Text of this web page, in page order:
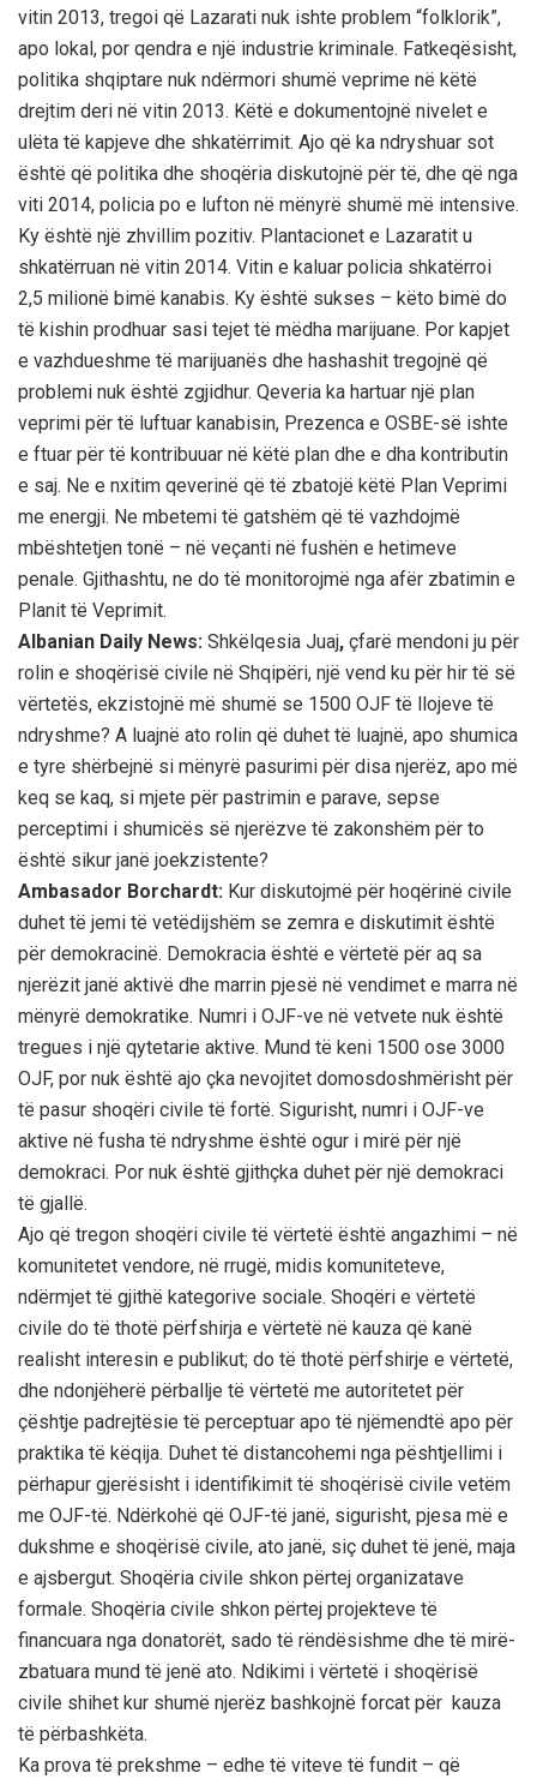
vitin 2013, tregoi që Lazarati nuk ishte problem “folklorik”,
apo lokal, por qendra e një industrie kriminale. Fatkeqësisht,
politika shqiptare nuk ndërmori shumë veprime në këtë
drejtim deri në vitin 2013. Këtë e dokumentojnë nivelet e
ulëta të kapjeve dhe shkatërrimit. Ajo që ka ndryshuar sot
është që politika dhe shoqëria diskutojnë për të, dhe që nga
viti 2014, policia po e lufton në mënyrë shumë më intensive.
Ky është një zhvillim pozitiv. Plantacionet e Lazaratit u
shkatërruan në vitin 2014. Vitin e kaluar policia shkatërroi
2,5 milionë bimë kanabis. Ky është sukses – këto bimë do
të kishin prodhuar sasi tejet të mëdha marijuane. Por kapjet
e vazhdueshme të marijuanës dhe hashashit tregojnë që
problemi nuk është zgjidhur. Qeveria ka hartuar një plan
veprimi për të luftuar kanabisin, Prezenca e OSBE-së ishte
e ftuar për të kontribuuar në këtë plan dhe e dha kontributin
e saj. Ne e nxitim qeverinë që të zbatojë këtë Plan Veprimi
me energji. Ne mbetemi të gatshëm që të vazhdojmë
mbështetjen tonë – në veçanti në fushën e hetimeve
penale. Gjithashtu, ne do të monitorojmë nga afër zbatimin e
Planit të Veprimit.
Albanian Daily News: Shkëlqesia Juaj, çfarë mendoni ju për
rolin e shoqërisë civile në Shqipëri, një vend ku për hir të së
vërtetës, ekzistojnë më shumë se 1500 OJF të llojeve të
ndryshme? A luajnë ato rolin që duhet të luajnë, apo shumica
e tyre shërbejnë si mënyrë pasurimi për disa njerëz, apo më
keq se kaq, si mjete për pastrimin e parave, sepse
perceptimi i shumicës së njerëzve të zakonshëm për to
është sikur janë joekzistente?
Ambasador Borchardt: Kur diskutojmë për hoqërinë civile
duhet të jemi të vetëdijshëm se zemra e diskutimit është
për demokracinë. Demokracia është e vërtetë për aq sa
njerëzit janë aktivë dhe marrin pjesë në vendimet e marra në
mënyrë demokratike. Numri i OJF-ve në vetvete nuk është
tregues i një qytetarie aktive. Mund të keni 1500 ose 3000
OJF, por nuk është ajo çka nevojitet domosdoshmërisht për
të pasur shoqëri civile të fortë. Sigurisht, numri i OJF-ve
aktive në fusha të ndryshme është ogur i mirë për një
demokraci. Por nuk është gjithçka duhet për një demokraci
të gjallë.
Ajo që tregon shoqëri civile të vërtetë është angazhimi – në
komunitetet vendore, në rrugë, midis komuniteteve,
ndërmjet të gjithë kategorive sociale. Shoqëri e vërtetë
civile do të thotë përfshirja e vërtetë në kauza që kanë
realisht interesin e publikut; do të thotë përfshirje e vërtetë,
dhe ndonjëherë përballje të vërtetë me autoritetet për
çështje padrejtësie të perceptuar apo të njëmendtë apo për
praktika të këqija. Duhet të distancohemi nga pështjellimi i
përhapur gjerësisht i identifikimit të shoqërisë civile vetëm
me OJF-të. Ndërkohë që OJF-të janë, sigurisht, pjesa më e
dukshme e shoqërisë civile, ato janë, siç duhet të jenë, maja
e ajsbergut. Shoqëria civile shkon përtej organizatave
formale. Shoqëria civile shkon përtej projekteve të
financuara nga donatorët, sado të rëndësishme dhe të mirë-
zbatuara mund të jenë ato. Ndikimi i vërtetë i shoqërisë
civile shihet kur shumë njerëz bashkojnë forcat për kauza
të përbashkëta.
Ka prova të prekshme – edhe të viteve të fundit – që